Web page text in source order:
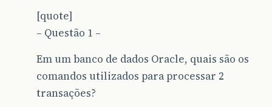
[quote]
– Questão 1 –
Em um banco de dados Oracle, quais são os
comandos utilizados para processar 2
transações?